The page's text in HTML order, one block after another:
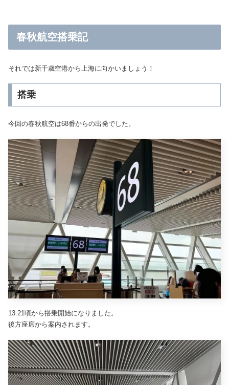
春秋航空搭乗記
それでは新千歳空港から上海に向かいましょう！
搭乗
今回の春秋航空は68番からの出発でした。
13:21頃から搭乗開始になりました。
後方座席から案内されます。